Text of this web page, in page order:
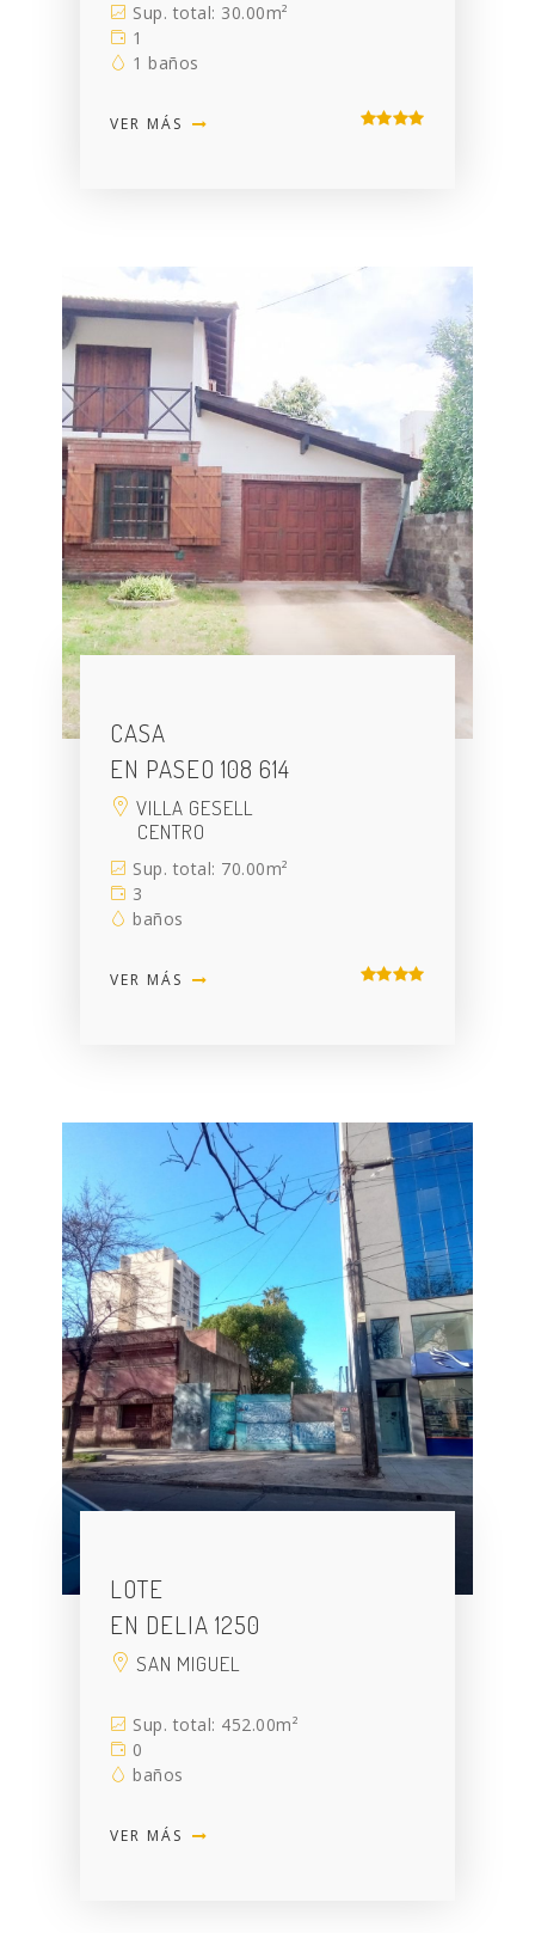
Sup. total: 30.00m²
1
1 baños
VER MÁS
CASA
EN PASEO 108 614
VILLA GESELL
CENTRO
Sup. total: 70.00m²
3
baños
VER MÁS
LOTE
EN DELIA 1250
SAN MIGUEL
Sup. total: 452.00m²
0
baños
VER MÁS